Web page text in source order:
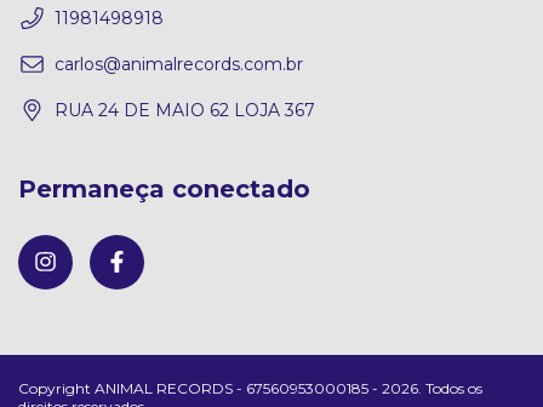
11981498918
carlos@animalrecords.com.br
RUA 24 DE MAIO 62 LOJA 367
Permaneça conectado
Copyright ANIMAL RECORDS - 67560953000185 - 2026. Todos os